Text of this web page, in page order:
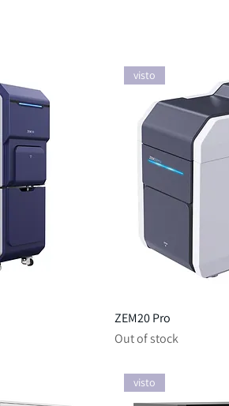
visto
ZEM20 Pro
Out of stock
visto